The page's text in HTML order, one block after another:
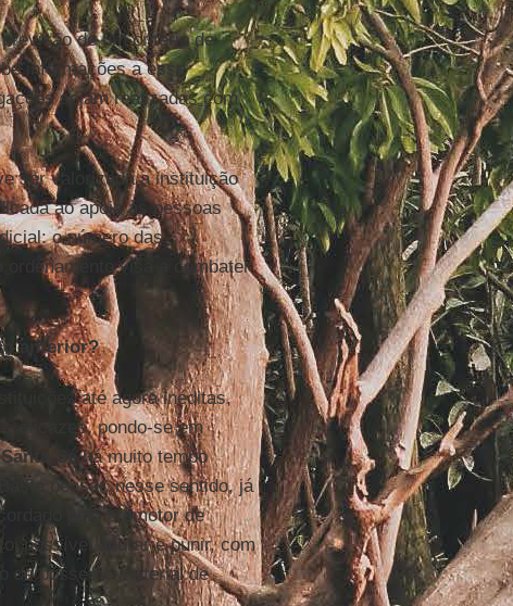
de um critério de
informações a esse
sejam realizadas com
ser valorizada a instituição
ao apoio às pessoas
o número das
visa a combater
anterior?
até agora inéditas,
eficazes, pondo-se em
Santa Sé há muito tempo
pensar, nesse sentido, já
pelo promotor de
possível apurar e punir, com
de posse de material de